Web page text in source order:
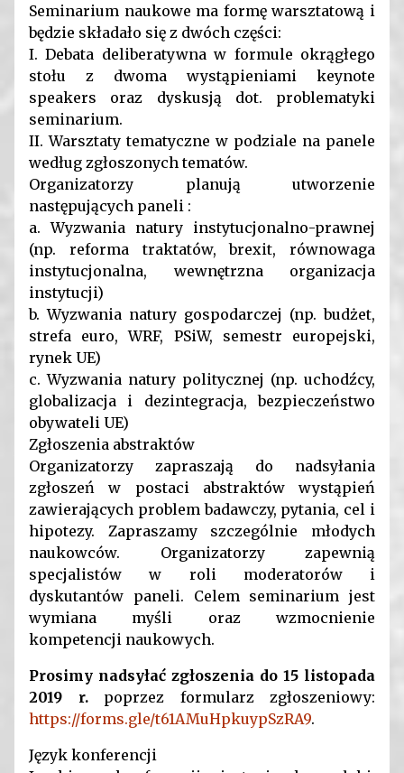
Seminarium naukowe ma formę warsztatową i
będzie składało się z dwóch części:
I. Debata deliberatywna w formule okrągłego
stołu z dwoma wystąpieniami keynote
speakers oraz dyskusją dot. problematyki
seminarium.
II. Warsztaty tematyczne w podziale na panele
według zgłoszonych tematów.
Organizatorzy planują utworzenie
następujących paneli :
a. Wyzwania natury instytucjonalno-prawnej
(np. reforma traktatów, brexit, równowaga
instytucjonalna, wewnętrzna organizacja
instytucji)
b. Wyzwania natury gospodarczej (np. budżet,
strefa euro, WRF, PSiW, semestr europejski,
rynek UE)
c. Wyzwania natury politycznej (np. uchodźcy,
globalizacja i dezintegracja, bezpieczeństwo
obywateli UE)
Zgłoszenia abstraktów
Organizatorzy zapraszają do nadsyłania
zgłoszeń w postaci abstraktów wystąpień
zawierających problem badawczy, pytania, cel i
hipotezy. Zapraszamy szczególnie młodych
naukowców. Organizatorzy zapewnią
specjalistów w roli moderatorów i
dyskutantów paneli. Celem seminarium jest
wymiana myśli oraz wzmocnienie
kompetencji naukowych.
Prosimy nadsyłać zgłoszenia do 15 listopada
2019 r.poprzez formularz zgłoszeniowy:
https://forms.gle/t61AMuHpkuypSzRA9.
Język konferencji